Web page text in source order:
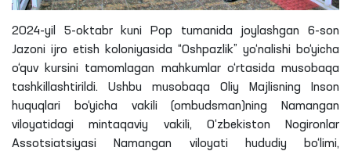
2024-yil 5-oktabr kuni Pop tumanida joylashgan 6-son
Jazoni ijro etish koloniyasida “Oshpazlik” yo‘nalishi bo‘yicha
o‘quv kursini tamomlagan mahkumlar o‘rtasida musobaqa
tashkillashtirildi. Ushbu musobaqa Oliy Majlisning Inson
huquqlari bo‘yicha vakili (ombudsman)ning Namangan
viloyatidagi mintaqaviy vakili, O‘zbekiston Nogironlar
Assotsiatsiyasi Namangan viloyati hududiy bo‘limi,